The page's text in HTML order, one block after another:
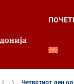
Четвртиот ден